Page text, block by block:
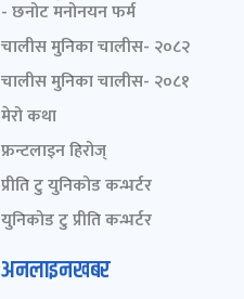
- छनोट मनोनयन फर्म
चालीस मुनिका चालीस- २०८२
चालीस मुनिका चालीस- २०८१
मेरो कथा
फ्रन्टलाइन हिरोज्
प्रीति टु युनिकोड कन्भर्टर
युनिकोड टु प्रीति कन्भर्टर
अनलाइनखबर